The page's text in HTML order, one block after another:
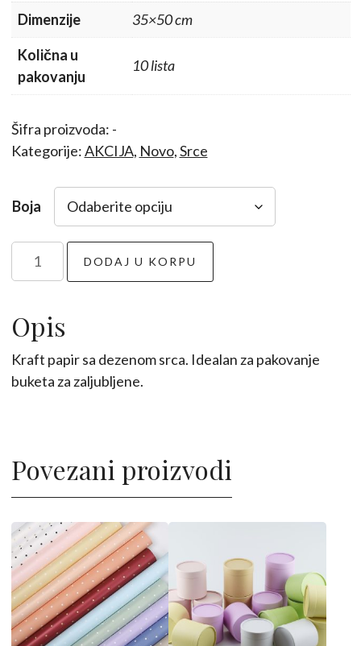
Dimenzije
35×50 cm
Količna u
pakovanju
10 lista
Šifra proizvoda: -
Kategorije:AKCIJA, Novo,Srce
Boja
količina
DODAJ U KORPU
Opis
Kraft papir sa dezenom srca. Idealan za pakovanje
buketa za zaljubljene.
Povezani proizvodi
Ovaj
proizvod
ima
više
varijanti.
Opcije
proizvod
ima
više
varijanti.
Opcije